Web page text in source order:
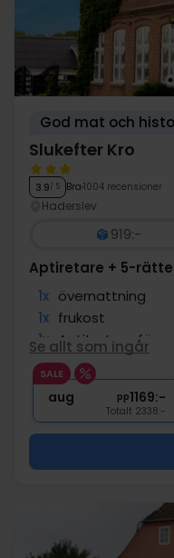
betyder mest: att
God mat och
Slukefter Kro
3.9/ 5 Bra 1004 recensioner
Haderslev
919:-
Aptiretare + 5-
1x övernattning
1x frukost
1x Aptitretare före
1x
1x Kaffe m. sötsak
Se allt som ingår
SALE
aug pp1169:-
Totalt 2338:-